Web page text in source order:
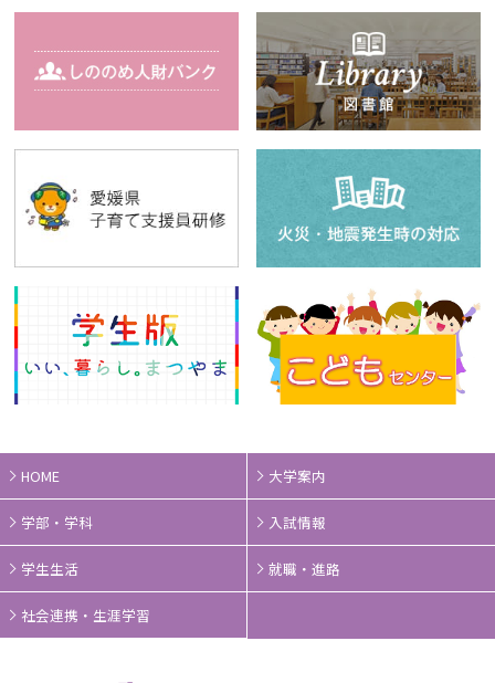
HOME 大学案内
学部・学科 入試情報
学生生活 就職・進路
社会連携・生涯学習